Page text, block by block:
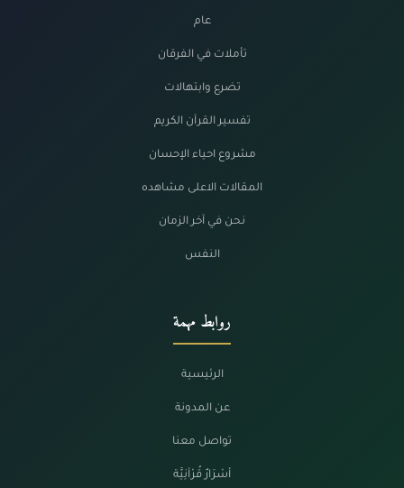
عام
تأملات في الفرقان
تضرع وابتهالات
تفسير القرآن الكريم
مشروع احياء الإحسان
المقالات الاعلى مشاهده
نحن في آخر الزمان
النفس
روابط مهمة
الرئيسية
عن المدونة
تواصل معنا
أسْرَارٌ قُرْآنِيَّة